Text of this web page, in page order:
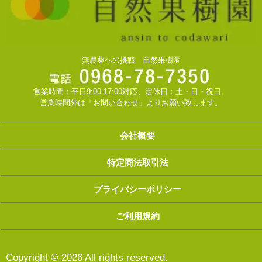
無農薬への挑戦 自然果樹園
営業時間：平日9:00-17:00対応、定休日：土・日・祝日。
営業時間外は「お問い合わせ」よりお願い致します。
会社概要
特定商法取引法
プライバシーポリシー
ご利用規約
Copyright © 2026 All rights reserved.